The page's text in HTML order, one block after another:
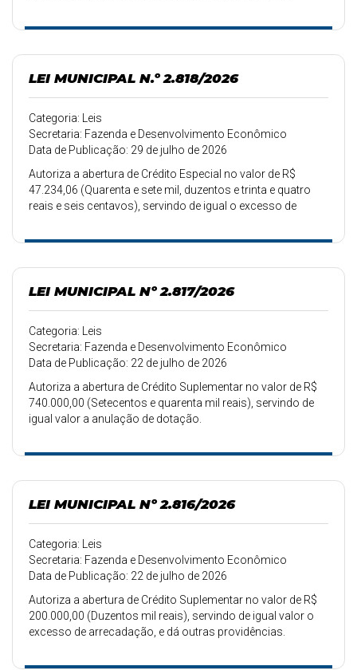
LEI MUNICIPAL N.º 2.818/2026
Categoria: Leis
Secretaria: Fazenda e Desenvolvimento Econômico
Data de Publicação: 29 de julho de 2026
Autoriza a abertura de Crédito Especial no valor de R$
47.234,06 (Quarenta e sete mil, duzentos e trinta e quatro
reais e seis centavos), servindo de igual o excesso de
LEI MUNICIPAL Nº 2.817/2026
Categoria: Leis
Secretaria: Fazenda e Desenvolvimento Econômico
Data de Publicação: 22 de julho de 2026
Autoriza a abertura de Crédito Suplementar no valor de R$
740.000,00 (Setecentos e quarenta mil reais), servindo de
igual valor a anulação de dotação.
LEI MUNICIPAL Nº 2.816/2026
Categoria: Leis
Secretaria: Fazenda e Desenvolvimento Econômico
Data de Publicação: 22 de julho de 2026
Autoriza a abertura de Crédito Suplementar no valor de R$
200.000,00 (Duzentos mil reais), servindo de igual valor o
excesso de arrecadação, e dá outras providências.